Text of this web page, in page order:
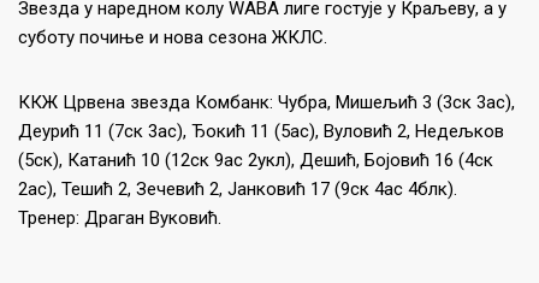
Звезда у наредном колу WABA лиге гостује у Краљеву, а у
суботу почиње и нова сезона ЖКЛС.
ККЖ Црвена звезда Комбанк: Чубра, Мишељић 3 (3ск 3ас),
Деурић 11 (7ск 3ас), Ђокић 11 (5ас), Вуловић 2, Недељков
(5ск), Катанић 10 (12ск 9ас 2укл), Дешић, Бојовић 16 (4ск
2ас), Тешић 2, Зечевић 2, Јанковић 17 (9ск 4ас 4блк).
Тренер: Драган Вуковић.